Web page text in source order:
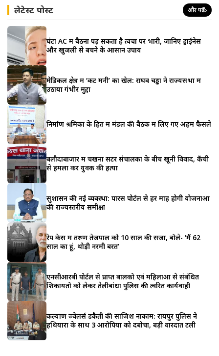
लेटेस्ट पोस्ट और पढ़ें›
घंटों AC में बैठना पड़ सकता है त्वचा पर भारी, जानिए ड्राईनेस
और खुजली से बचने के आसान उपाय
मेडिकल क्षेत्र में ‘कट मनी’ का खेल: राघव चड्ढा ने राज्यसभा में
उठाया गंभीर मुद्दा
निर्माण श्रमिकों के हित में मंडल की बैठक में लिए गए अहम फैसले
बलौदाबाजार में चखना सेंटर संचालकों के बीच खूनी विवाद, कैंची
से हमला कर युवक की हत्या
सुशासन की नई व्यवस्था: पारस पोर्टल से हर माह होगी योजनाओं
की राज्यस्तरीय समीक्षा
रेप केस में तरुण तेजपाल को 10 साल की सजा, बोले- ‘मैं 62
साल का हूं, थोड़ी नरमी बरतें’
एनसीआरबी पोर्टल से प्राप्त बालको एवं महिलाओं से संबंधित
शिकायतो को लेकर तेलीबांधा पुलिस की त्वरित कार्यवाही
कल्याण ज्वेलर्स डकैती की साजिश नाकाम: रायपुर पुलिस ने
हथियारों के साथ 3 आरोपियों को दबोचा, बड़ी वारदात टली